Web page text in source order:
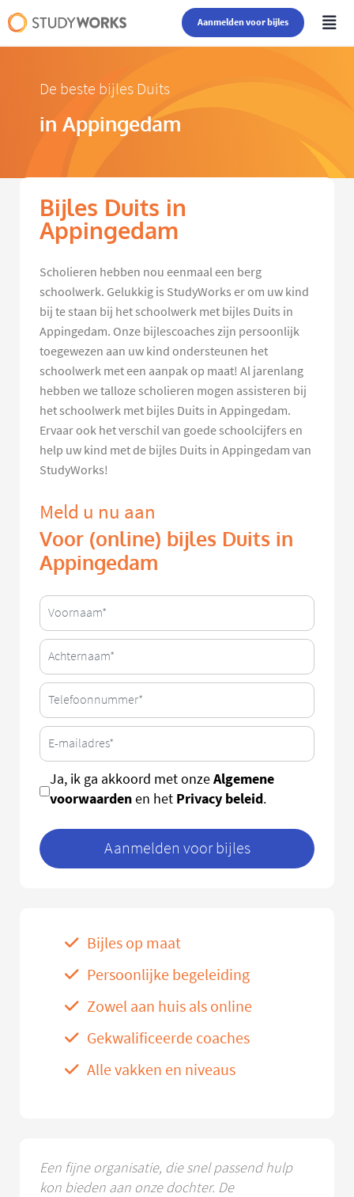
Aanmelden voor bijles
De beste bijles Duits
in Appingedam
Bijles Duits in
Appingedam
Scholieren hebben nou eenmaal een berg
schoolwerk. Gelukkig is StudyWorks er om uw kind
bij te staan bij het schoolwerk met bijles Duits in
Appingedam. Onze bijlescoaches zijn persoonlijk
toegewezen aan uw kind ondersteunen het
schoolwerk met een aanpak op maat! Al jarenlang
hebben we talloze scholieren mogen assisteren bij
het schoolwerk met bijles Duits in Appingedam.
Ervaar ook het verschil van goede schoolcijfers en
help uw kind met de bijles Duits in Appingedam van
StudyWorks!
Meld u nu aan
Voor (online) bijles Duits in
Appingedam
Ja, ik ga akkoord met onzeAlgemene
voorwaardenen het Privacy beleid.
Aanmelden voor bijles
Bijles op maat
Persoonlijke begeleiding
Zowel aan huis als online
Gekwalificeerde coaches
Alle vakken en niveaus
Een fijne organisatie, die snel passend hulp
kon bieden aan onze dochter. De